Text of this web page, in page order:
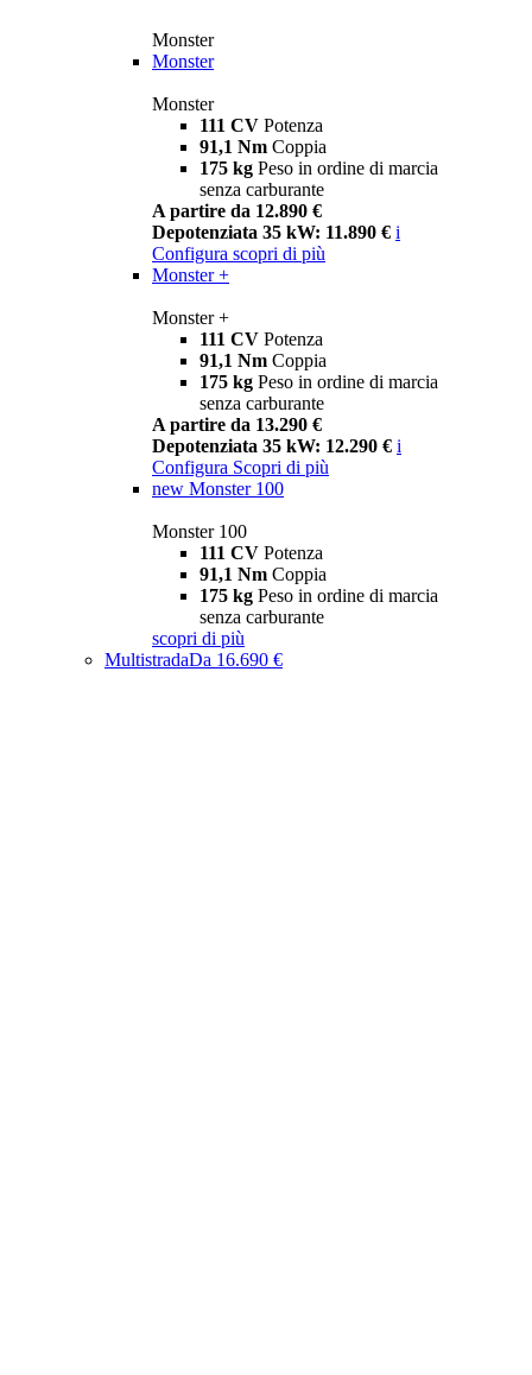
Monster
Monster
Monster
111 CV Potenza
91,1 Nm Coppia
175 kg Peso in ordine di marcia
senza carburante
A partire da 12.890 €
Depotenziata 35 kW: 11.890 € i
Configura scopri di più
Monster +
Monster +
111 CV Potenza
91,1 Nm Coppia
175 kg Peso in ordine di marcia
senza carburante
A partire da 13.290 €
Depotenziata 35 kW: 12.290 € i
Configura Scopri di più
new Monster 100
Monster 100
111 CV Potenza
91,1 Nm Coppia
175 kg Peso in ordine di marcia
senza carburante
scopri di più
MultistradaDa 16.690 €